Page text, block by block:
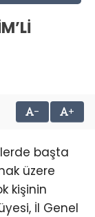
- +
başta
üzere
kişinin
İl Genel